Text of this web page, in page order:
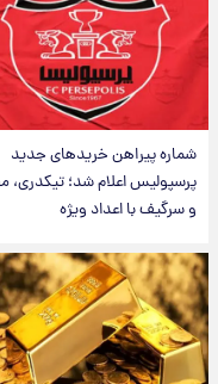
شماره پیراهن خریدهای جدید
پرسپولیس اعلام شد؛ تیکدری،
و سرگیف با اعداد ویژه